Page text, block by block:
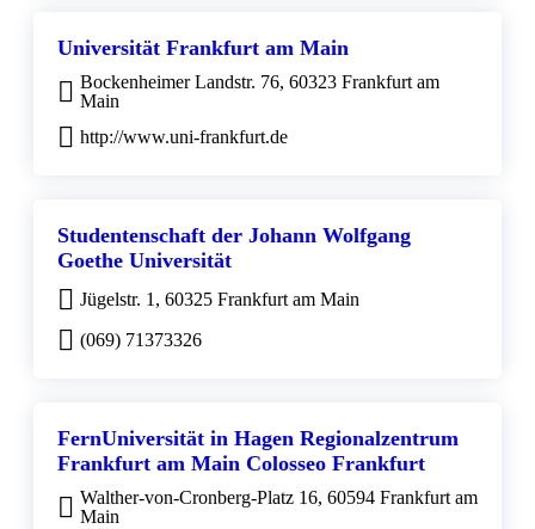
Universität Frankfurt am Main
Bockenheimer Landstr. 76, 60323 Frankfurt am
Main
http://www.uni-frankfurt.de
Studentenschaft der Johann Wolfgang
Goethe Universität
Jügelstr. 1, 60325 Frankfurt am Main
(069) 71373326
FernUniversität in Hagen Regionalzentrum
Frankfurt am Main Colosseo Frankfurt
Walther-von-Cronberg-Platz 16, 60594 Frankfurt am
Main